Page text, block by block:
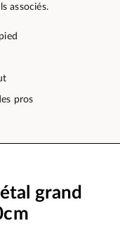
associés.
pros
grand